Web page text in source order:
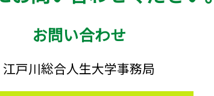
お問い合わせ
江戸川総合人生大学事務局